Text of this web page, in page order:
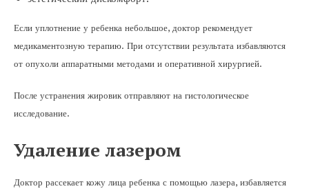
Если уплотнение у ребенка небольшое, доктор рекомендует
медикаментозную терапию. При отсутствии результата избавляются
от опухоли аппаратными методами и оперативной хирургией.
После устранения жировик отправляют на гистологическое
исследование.
Удаление лазером
Доктор рассекает кожу лица ребенка с помощью лазера, избавляется